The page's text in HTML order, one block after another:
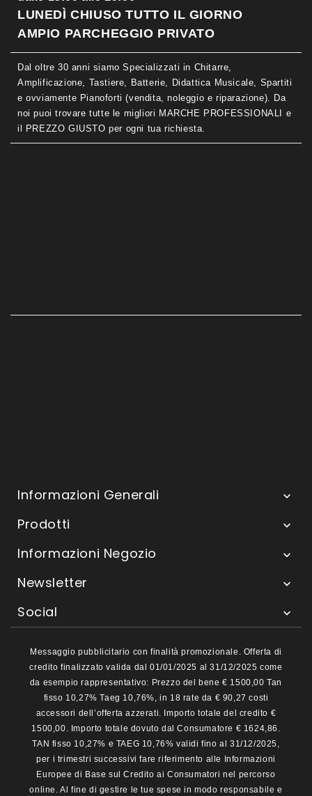
LUNEDÌ CHIUSO TUTTO IL GIORNO
AMPIO PARCHEGGIO PRIVATO
Dal oltre 30 anni siamo Specializzati in Chitarre,
Amplificazione, Tastiere, Batterie, Didattica Musicale, Spartiti
e ovviamente Pianoforti (vendita, noleggio e riparazione). Da
noi puoi trovare tutte le migliori MARCHE PROFESSIONALI e
il PREZZO GIUSTO per ogni tua richiesta.
Informazioni Generali 
Prodotti 
Informazioni Negozio 
Newsletter 
Social 
Messaggio pubblicitario con finalità promozionale. Offerta di
credito finalizzato valida dal 01/01/2025 al 31/12/2025 come
da esempio rappresentativo: Prezzo del bene € 1500,00 Tan
fisso 10,27% Taeg 10,76%, in 18 rate da € 90,27 costi
accessori dell’offerta azzerati. Importo totale del credito €
1500,00. Importo totale dovuto dal Consumatore € 1624,86.
TAN fisso 10,27% e TAEG 10,76% validi fino al 31/12/2025,
per i trimestri successivi fare riferimento alle Informazioni
Europee di Base sul Credito ai Consumatori nel percorso
online. Al fine di gestire le tue spese in modo responsabile e